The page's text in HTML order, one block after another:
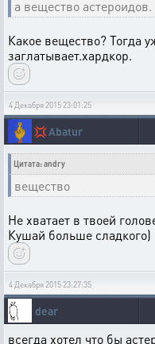
а вещество астероидов.
Какое вещество? Тогда
заглатывает.хардкор.
4 Декабря 2015 23:01:25
💢Abatur
Цитата: andry
вещество
Не хватает в твоей
Кушай больше сладкого)
4 Декабря 2015 23:27:35
dear
всегда хотел что бы